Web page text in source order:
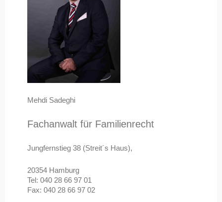
Mehdi Sadeghi
Fachanwalt für Familienrecht
Jungfernstieg 38 (Streit´s Haus),
20354 Hamburg
Tel: 040 28 66 97 01
Fax: 040 28 66 97 02